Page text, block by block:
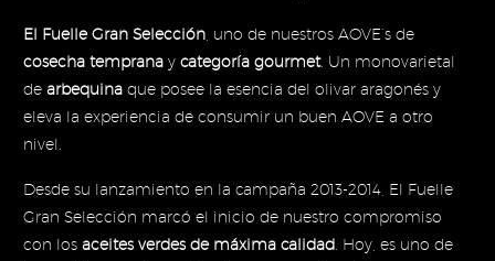
El Fuelle Gran Selección , uno de nuestros AOVE’s de
cosecha temprana y categoría gourmet. Un monovarietal
de arbequina que posee la esencia del olivar aragonés y
eleva la experiencia de consumir un buen AOVE a otro
nivel.
Desde su lanzamiento en la campaña 2013-2014, El Fuelle
Gran Selección marcó el inicio de nuestro compromiso
con los aceites verdes de máxima calidad . Hoy, es uno de